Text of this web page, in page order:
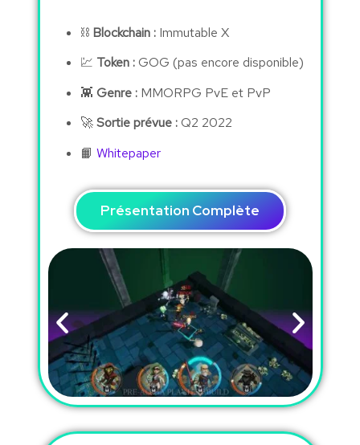
⛓ Blockchain :Immutable X
💹 Token :GOG (pas encore disponible)
👾 Genre :MMORPG PvE et PvP
🚀Sortie prévue :Q2 2022
📙 Whitepaper
Présentation Complète